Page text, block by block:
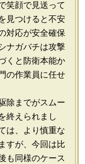
笑顔で見送って
見つけると不安
対応が安全確保
ナガバチは攻撃
くと防衛本能か
の作業員に任せ
除までがスムー
終えられまし
は、より慎重な
すが、今回は比
も同様のケース